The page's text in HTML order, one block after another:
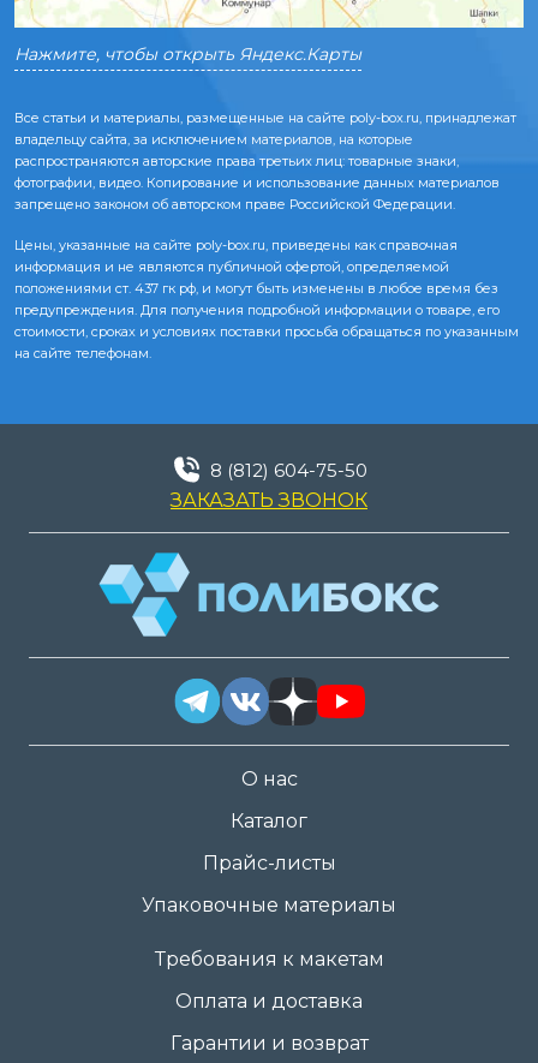
Нажмите, чтобы открыть Яндекс.Карты
Все статьи и материалы, размещенные на сайте poly-box.ru, принадлежат
владельцу сайта, за исключением материалов, на которые
распространяются авторские права третьих лиц: товарные знаки,
фотографии, видео. Копирование и использование данных материалов
запрещено законом об авторском праве Российской Федерации.
Цены, указанные на сайте poly-box.ru, приведены как справочная
информация и не являются публичной офертой, определяемой
положениями ст. 437 гк рф, и могут быть изменены в любое время без
предупреждения. Для получения подробной информации о товаре, его
стоимости, сроках и условиях поставки просьба обращаться по указанным
на сайте телефонам.
О нас
Каталог
Прайс-листы
Упаковочные материалы
Требования к макетам
Оплата и доставка
Гарантии и возврат
8 (812) 604-75-50
ЗАКАЗАТЬ ЗВОНОК